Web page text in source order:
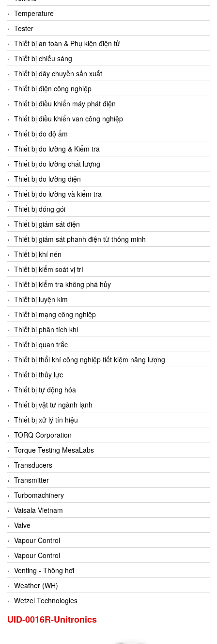
CCS
CD Automation
CEAG Sicherheitst
CEIA Vietnam
Celduc Vietnam
Cemb
Centec GmbH
CEQUBE
CHAUVIN ARNOUX
Checkline
Chino
Chiyoda Seiki
Chiyoda-Tsusho
Chongqing Huaneng
Chromalox
ChuanYi
CIC
Clage
Clake Fololo
Clark Cooper
CMC Ventilazione
Coax Valves Inc
Codel
Cofimco
Coltraco
Comat Releco
Comax
COMETECH VietNam
COMFILE Technology
Conch
Conductix/ WAMPFLER
Contrec
Contrinex
Control Solution Minesota
Copeland
Cortem
Cosa Xentaur
Cosil
Coulton
Crouzet
Crowcon
Temperature
Tester
Thiết bị an toàn & Phụ kiện điện tử
Thiết bị chiếu sáng
Thiết bị dây chuyền sản xuất
Thiết bị điện công nghiệp
Thiết bị điều khiển máy phát điện
Thiết bị điều khiển van công nghiệp
Thiết bị đo độ ẩm
Thiết bị đo lường & Kiểm tra
Thiết bị đo lường chất lượng
Thiết bị đo lường điện
Thiết bị đo lường và kiểm tra
Thiết bị đóng gói
Thiết bị giám sát điện
Thiết bị giám sát phanh điện từ thông minh
Thiết bị khí nén
Thiết bị kiểm soát vị trí
Thiết bị kiểm tra không phá hủy
Thiết bị luyện kim
Thiết bị mạng công nghiệp
Thiết bị phân tích khí
Thiết bị quan trắc
Thiết bị thổi khí công nghiệp tiết kiệm năng lượng
Thiết bị thủy lực
Thiết bị tự động hóa
Thiết bị vật tư ngành lạnh
Thiết bị xử lý tín hiệu
TORQ Corporation
Torque Testing MesaLabs
Transducers
Transmitter
Turbomachinery
Vaisala Vietnam
Valve
Vapour Control
Vapour Control
Venting - Thông hơi
Weather (WH)
Wetzel Technologies
UID-0016R-Unitronics